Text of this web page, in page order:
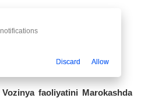
faoliyatini Marokashda
Discard Allow